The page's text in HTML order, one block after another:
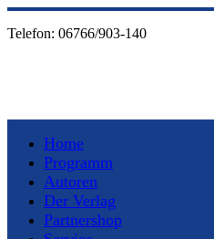
Telefon: 06766/903-140
Home
Programm
Autoren
Der Verlag
Partnershop